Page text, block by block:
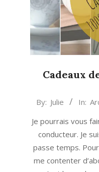
Cadeaux
2014-
05
By: Julie In:
Je pourrais vous
conducteur. Je
passe temps.
me contenter